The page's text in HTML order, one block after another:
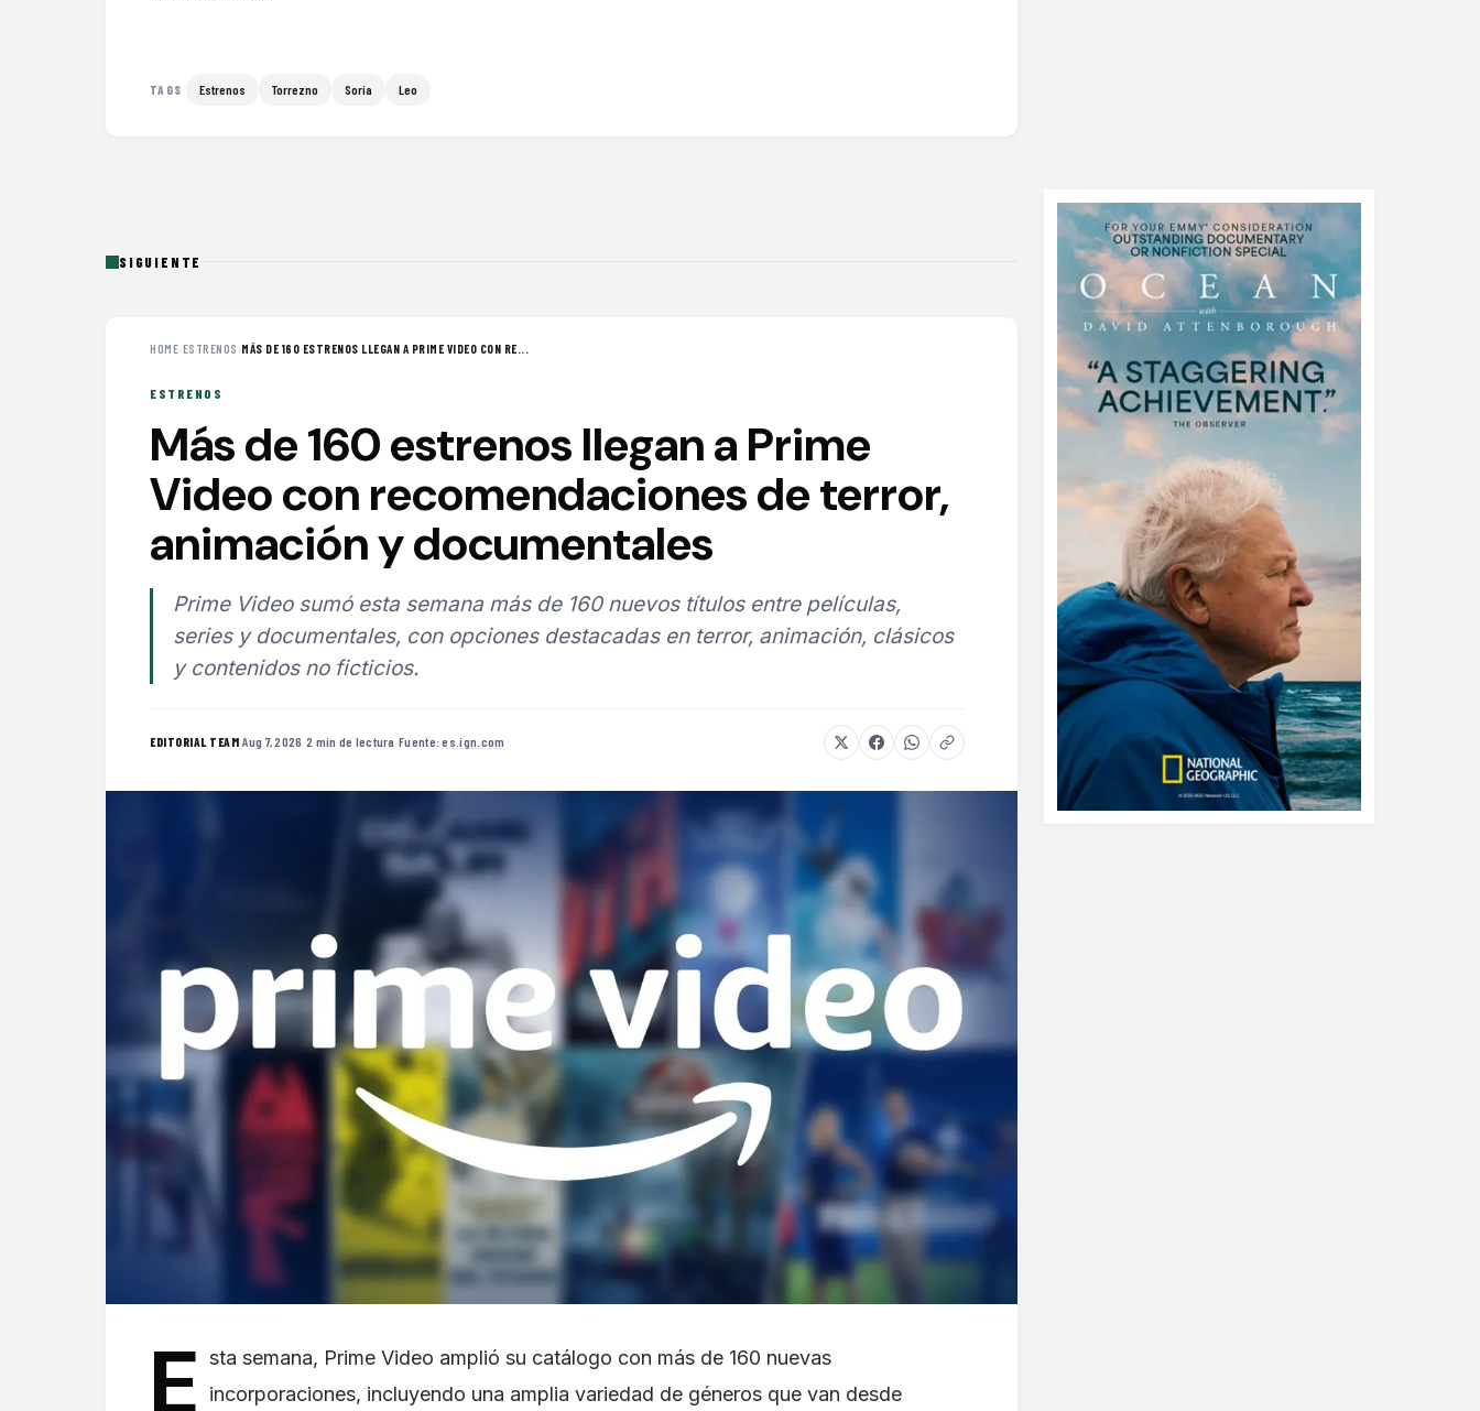
TAGS Estrenos Torrezno Soria Leo
SIGUIENTE
HOME›ESTRENOS ›MÁS DE 160 ESTRENOS LLEGAN A PRIME VIDEO CON RE...
ESTRENOS
Más de 160 estrenos llegan a Prime
Video con recomendaciones de terror,
animación y documentales
Prime Video sumó esta semana más de 160 nuevos títulos entre películas,
series y documentales, con opciones destacadas en terror, animación, clásicos
y contenidos no ficticios.
EDITORIAL TEAM·Aug 7, 2026 ·2 min de lectura ·Fuente:es.ign.com
E sta semana, Prime Video amplió su catálogo con más de 160 nuevas
incorporaciones, incluyendo una amplia variedad de géneros que van desde